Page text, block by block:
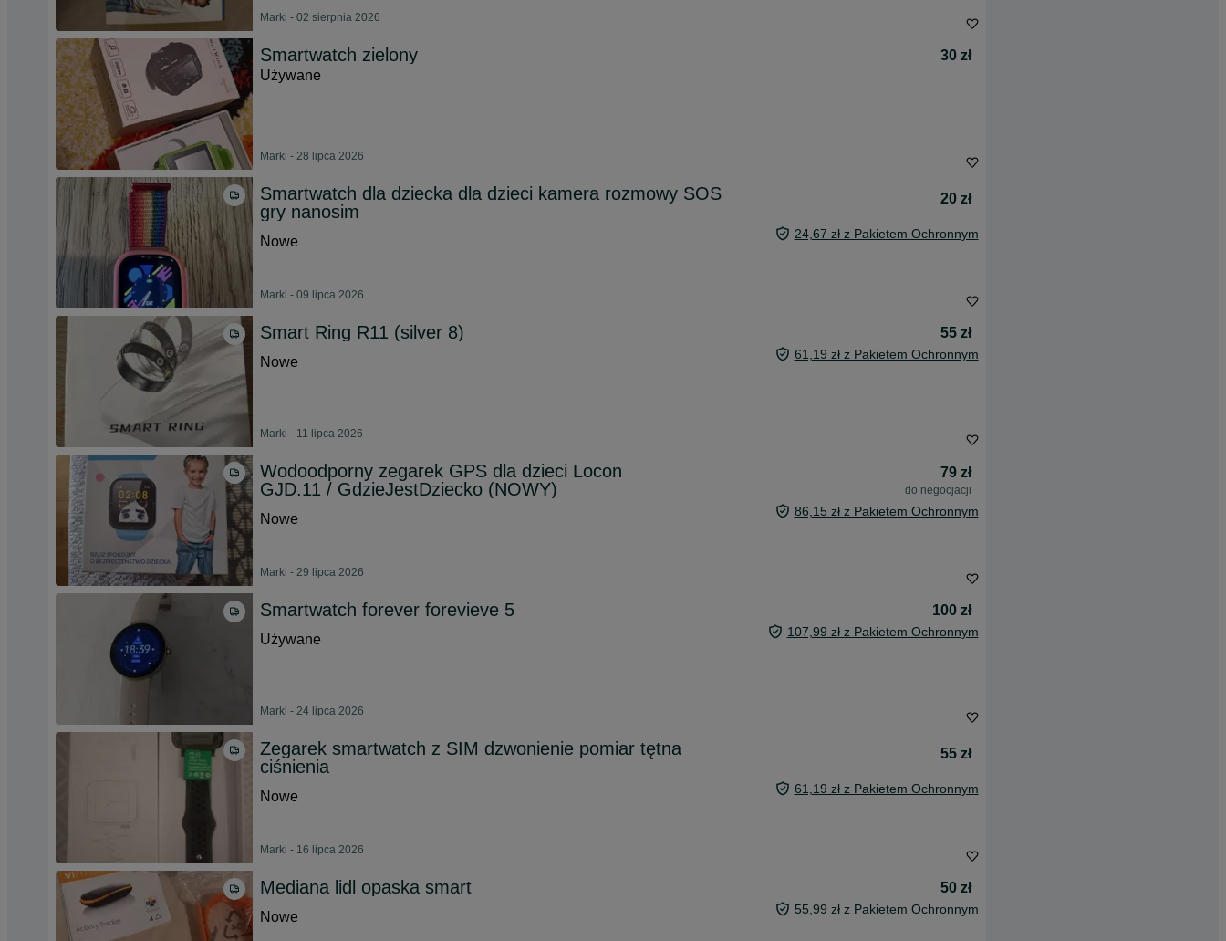
Marki - 02 sierpnia 2026
Smartwatch zielony
30 zł
Używane
Marki - 28 lipca 2026
Smartwatch dla dziecka dla dzieci kamera rozmowy SOS
gry nanosim
20 zł
Nowe 24,67 zł z Pakietem Ochronnym
Marki - 09 lipca 2026
Smart Ring R11 (silver 8)
55 zł
Nowe
61,19 zł z Pakietem Ochronnym
Marki - 11 lipca 2026
Wodoodporny zegarek GPS dla dzieci Locon
GJD.11 / GdzieJestDziecko (NOWY)
79 zł
do negocjacji
Nowe 86,15 zł z Pakietem Ochronnym
Marki - 29 lipca 2026
Smartwatch forever forevieve 5
100 zł
Używane
107,99 zł z Pakietem Ochronnym
Marki - 24 lipca 2026
Zegarek smartwatch z SIM dzwonienie pomiar tętna
ciśnienia
55 zł
Nowe 61,19 zł z Pakietem Ochronnym
Marki - 16 lipca 2026
Mediana lidl opaska smart
50 zł
Nowe
55,99 zł z Pakietem Ochronnym